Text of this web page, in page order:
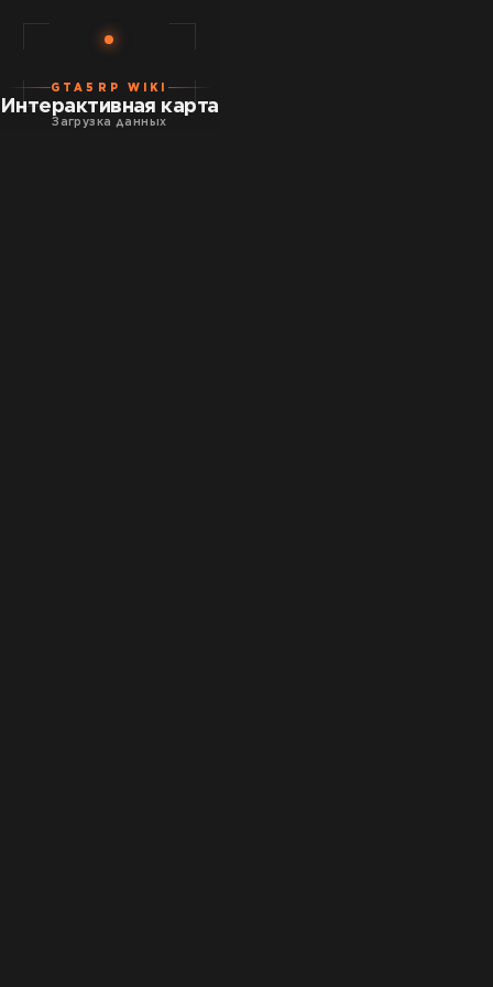
GTA5RP WIKI
Интерактивная карта
Загрузка данных